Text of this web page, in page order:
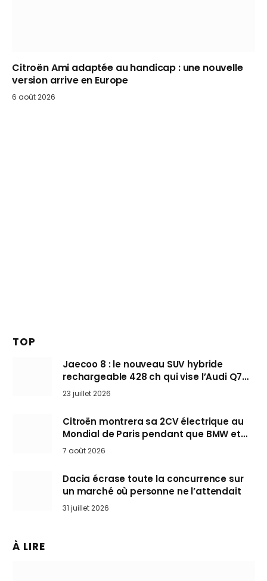
Citroën Ami adaptée au handicap : une nouvelle
version arrive en Europe
6 août 2026
TOP
Jaecoo 8 : le nouveau SUV hybride
rechargeable 428 ch qui vise l’Audi Q7
arrive en Europe cet automne
23 juillet 2026
Citroën montrera sa 2CV électrique au
Mondial de Paris pendant que BMW et
Mini désertent le salon
7 août 2026
Dacia écrase toute la concurrence sur
un marché où personne ne l’attendait
31 juillet 2026
À LIRE